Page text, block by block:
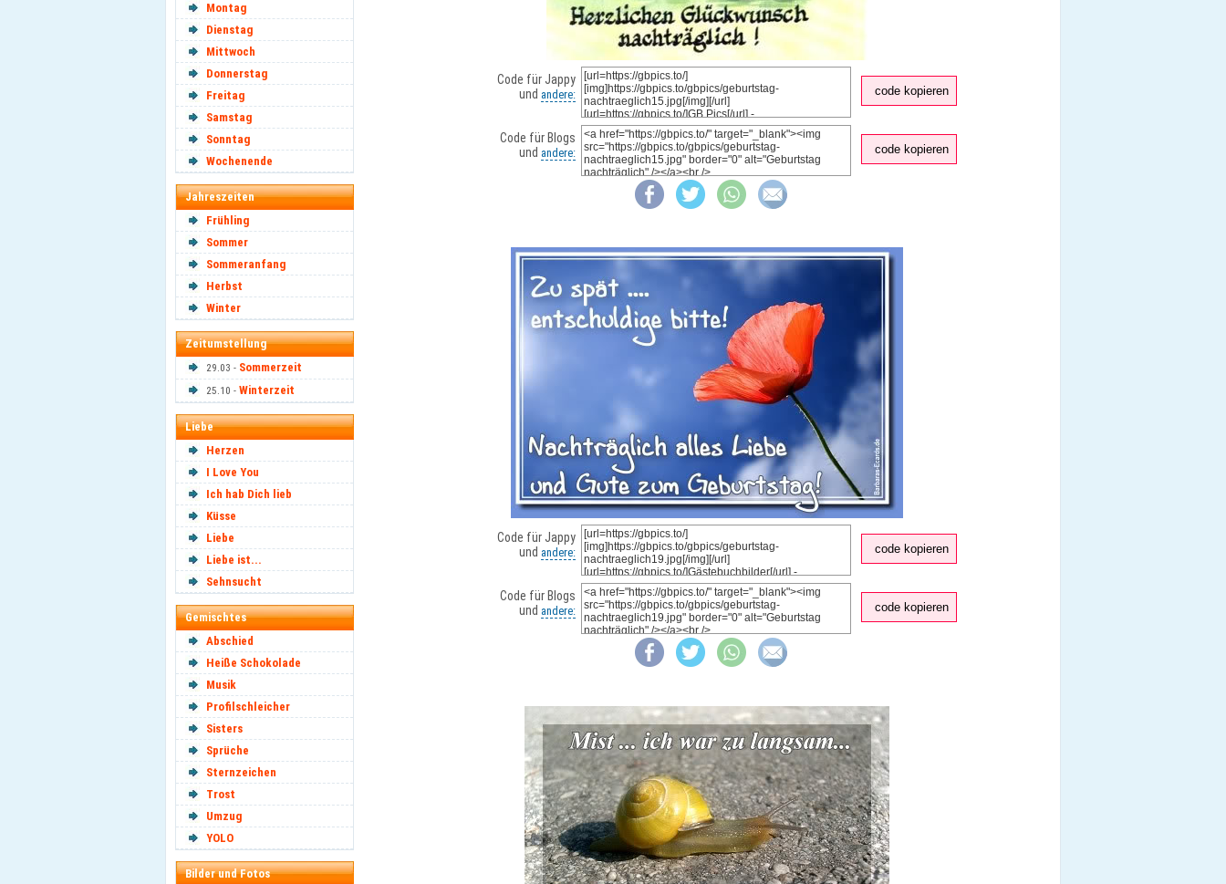
Montag
Dienstag
Mittwoch
Donnerstag
Freitag
Samstag
Sonntag
Wochenende
Jahreszeiten
Frühling
Sommer
Sommeranfang
Herbst
Winter
Zeitumstellung
29.03 - Sommerzeit
25.10 - Winterzeit
Liebe
Herzen
I Love You
Ich hab Dich lieb
Küsse
Liebe
Liebe ist...
Sehnsucht
Gemischtes
Abschied
Heiße Schokolade
Musik
Profilschleicher
Sisters
Sprüche
Sternzeichen
Trost
Umzug
YOLO
Bilder und Fotos
Code für Jappy
und andere: code kopieren
Code für Blogs
und andere: code kopieren
Code für Jappy
und andere: code kopieren
Code für Blogs
und andere: code kopieren